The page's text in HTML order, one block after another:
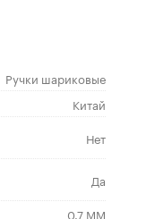
Ручки шариковые
Китай
Нет
Да
0.7 ММ